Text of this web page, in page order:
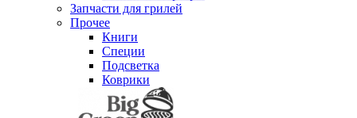
Запчасти для грилей
Прочее
Книги
Специи
Подсветка
Коврики